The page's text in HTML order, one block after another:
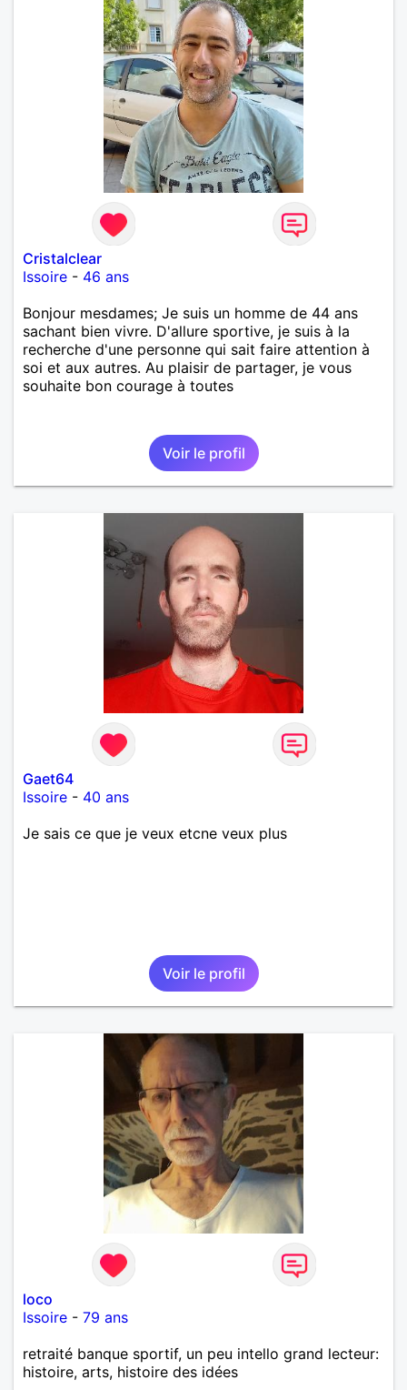
Cristalclear
Issoire - 46 ans
Bonjour mesdames; Je suis un homme de 44 ans
sachant bien vivre. D'allure sportive, je suis à la
recherche d'une personne qui sait faire attention à
soi et aux autres. Au plaisir de partager, je vous
souhaite bon courage à toutes
Voir le profil
Gaet64
Issoire - 40 ans
Je sais ce que je veux etcne veux plus
Voir le profil
loco
Issoire - 79 ans
retraité banque sportif, un peu intello grand lecteur:
histoire, arts, histoire des idées